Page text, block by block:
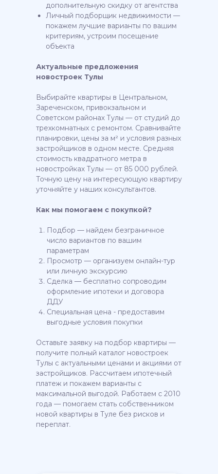
дополнительную скидку от агентства
Личный подборщик недвижимости —
покажем лучшие варианты по вашим
критериям, устроим посещение
объекта
Актуальные предложения
новостроек Тулы
Выбирайте квартиры в Центральном,
Зареченском, привокзальном и
Советском районах Тулы — от студий до
трехкомнатных с ремонтом. Сравнивайте
планировки, цены за м² и условия разных
застройщиков в одном месте. Средняя
стоимость квадратного метра в
новостройках Тулы — от 85 000 рублей.
Точную цену на интересующую квартиру
уточняйте у наших консультантов.
Как мы помогаем с покупкой?
Подбор — найдем безграничное
число вариантов по вашим
параметрам
Просмотр — организуем онлайн-тур
или личную экскурсию
Сделка — бесплатно сопроводим
оформление ипотеки и договора
ДДУ
Специальная цена - предоставим
выгодные условия покупки
Оставьте заявку на подбор квартиры —
получите полный каталог новостроек
Тулы с актуальными ценами и акциями от
застройщиков. Рассчитаем ипотечный
платеж и покажем варианты с
максимальной выгодой. Работаем с 2010
года — помогаем стать собственником
новой квартиры в Туле без рисков и
переплат.